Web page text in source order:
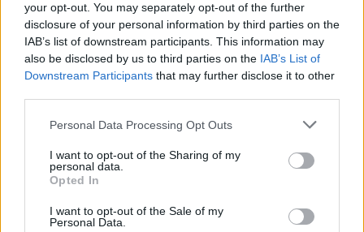
your opt-out. You may separately opt-out of the further
disclosure of your personal information by third parties on the
IAB’s list of downstream participants. This information may
also be disclosed by us to third parties on the IAB’s List of
Downstream Participants that may further disclose it to other
Please note that this website/app uses one or more Google
not limited to your visit or usage behaviour. You may click to
grant or deny consent to Google and its third-party tags to
use your data for below specified purposes in below Google
consent section.
Personal Data Processing Opt Outs
I want to opt-out of the Sharing of my
personal data.
Opted In
I want to opt-out of the Sale of my
Personal Data.
AJÁNLJUK MÉG
Országos hírek